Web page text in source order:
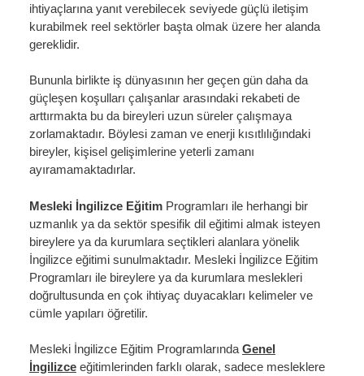
ihtiyaçlarına yanıt verebilecek seviyede güçlü iletişim
kurabilmek reel sektörler başta olmak üzere her alanda
gereklidir.
Bununla birlikte iş dünyasının her geçen gün daha da
güçleşen koşulları çalışanlar arasındaki rekabeti de
arttırmakta bu da bireyleri uzun süreler çalışmaya
zorlamaktadır. Böylesi zaman ve enerji kısıtlılığındaki
bireyler, kişisel gelişimlerine yeterli zamanı
ayıramamaktadırlar.
Mesleki İngilizce Eğitim Programları ile herhangi bir
uzmanlık ya da sektör spesifik dil eğitimi almak isteyen
bireylere ya da kurumlara seçtikleri alanlara yönelik
İngilizce eğitimi sunulmaktadır. Mesleki İngilizce Eğitim
Programları ile bireylere ya da kurumlara meslekleri
doğrultusunda en çok ihtiyaç duyacakları kelimeler ve
cümle yapıları öğretilir.
Mesleki İngilizce Eğitim Programlarında Genel
İngilizce eğitimlerinden farklı olarak, sadece mesleklere